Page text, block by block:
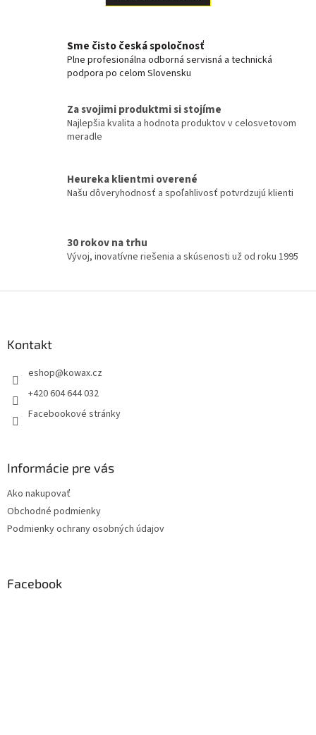
Sme čisto česká spoločnosť
Plne profesionálna odborná servisná a technická
podpora po celom Slovensku
Za svojimi produktmi si stojíme
Najlepšia kvalita a hodnota produktov v celosvetovom
meradle
Heureka klientmi overené
Našu dôveryhodnosť a spoľahlivosť potvrdzujú klienti
30 rokov na trhu
Vývoj, inovatívne riešenia a skúsenosti už od roku 1995
Kontakt
eshop@kowax.cz
+420 604 644 032
Facebookové stránky
Informácie pre vás
Ako nakupovať
Obchodné podmienky
Podmienky ochrany osobných údajov
Facebook